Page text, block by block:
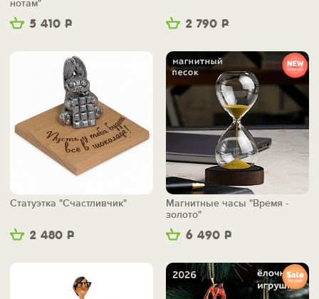
5 410 Р
нотам"
2 790 Р
2 480 Р
Статуэтка "Счастливчик"
6 490 Р
Магнитные часы "Время -
золото"